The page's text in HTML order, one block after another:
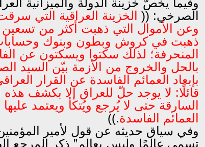
وفيما يخصّ خزينة الدولة والميزانية
الصرخي: (( الخزينة العراقية التي
وعن الأموال التي ذهبت أكثر من تسعين
ذهبت في كروش وبطون وبنوك وحسابات
المنحرفة؛ لذلك سكتوا ويسكتون عن
بالحل والخروج من الأزمة بيّن السيد
بإبعاد العمائم الفاسدة عن القرار
قائلًا: لا يوجد حلّ للعراق إلا بكشف هذه
السارقة حتى لا يُرجع ويُتكأ ويعتمد
العمائم الفاسدة.))
وفي سياق حديثه عن قول لأمير
تسمى عالمًا وليس بعالم” ذكر المرجع